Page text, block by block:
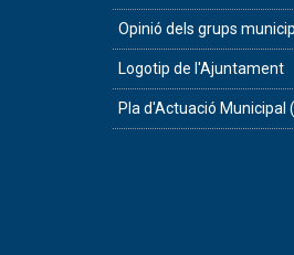
Opinió dels grups
Logotip de l'Ajuntament
Pla d'Actuació Municipal